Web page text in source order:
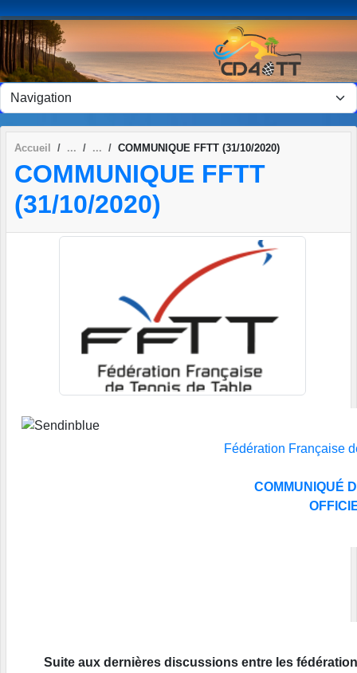
Accueil COMMUNIQUE FFTT (31/10/2020)
COMMUNIQUE FFTT
(31/10/2020)
Fédération Française
COMMUNIQUÉ
Suite aux dernières discussions entre les